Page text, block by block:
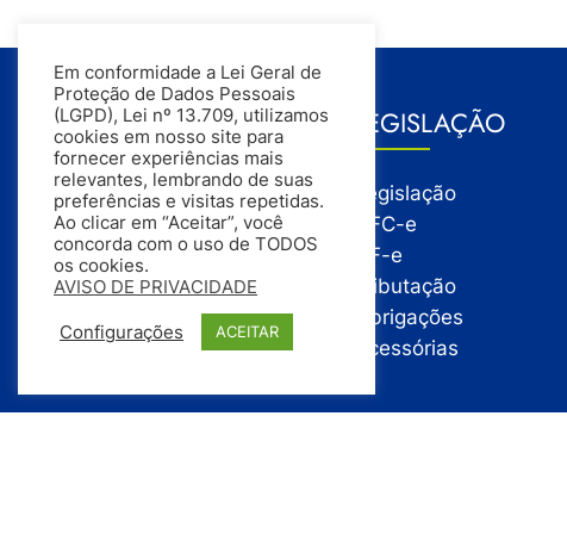
GESTÃO
Gestão
Gestão Financeira
Gestão de Pessoas
Compras
Estoque
Vendas
LEGISLAÇÃO
Legislação
NFC-e
NF-e
Tributação
Obrigações
Acessórias
Em conformidade a Lei Geral de
Proteção de Dados Pessoais
(LGPD), Lei nº 13.709, utilizamos
cookies em nosso site para
fornecer experiências mais
relevantes, lembrando de suas
preferências e visitas repetidas.
Ao clicar em “Aceitar”, você
concorda com o uso de TODOS
os cookies.
AVISO DE PRIVACIDADE
Configurações ACEITAR